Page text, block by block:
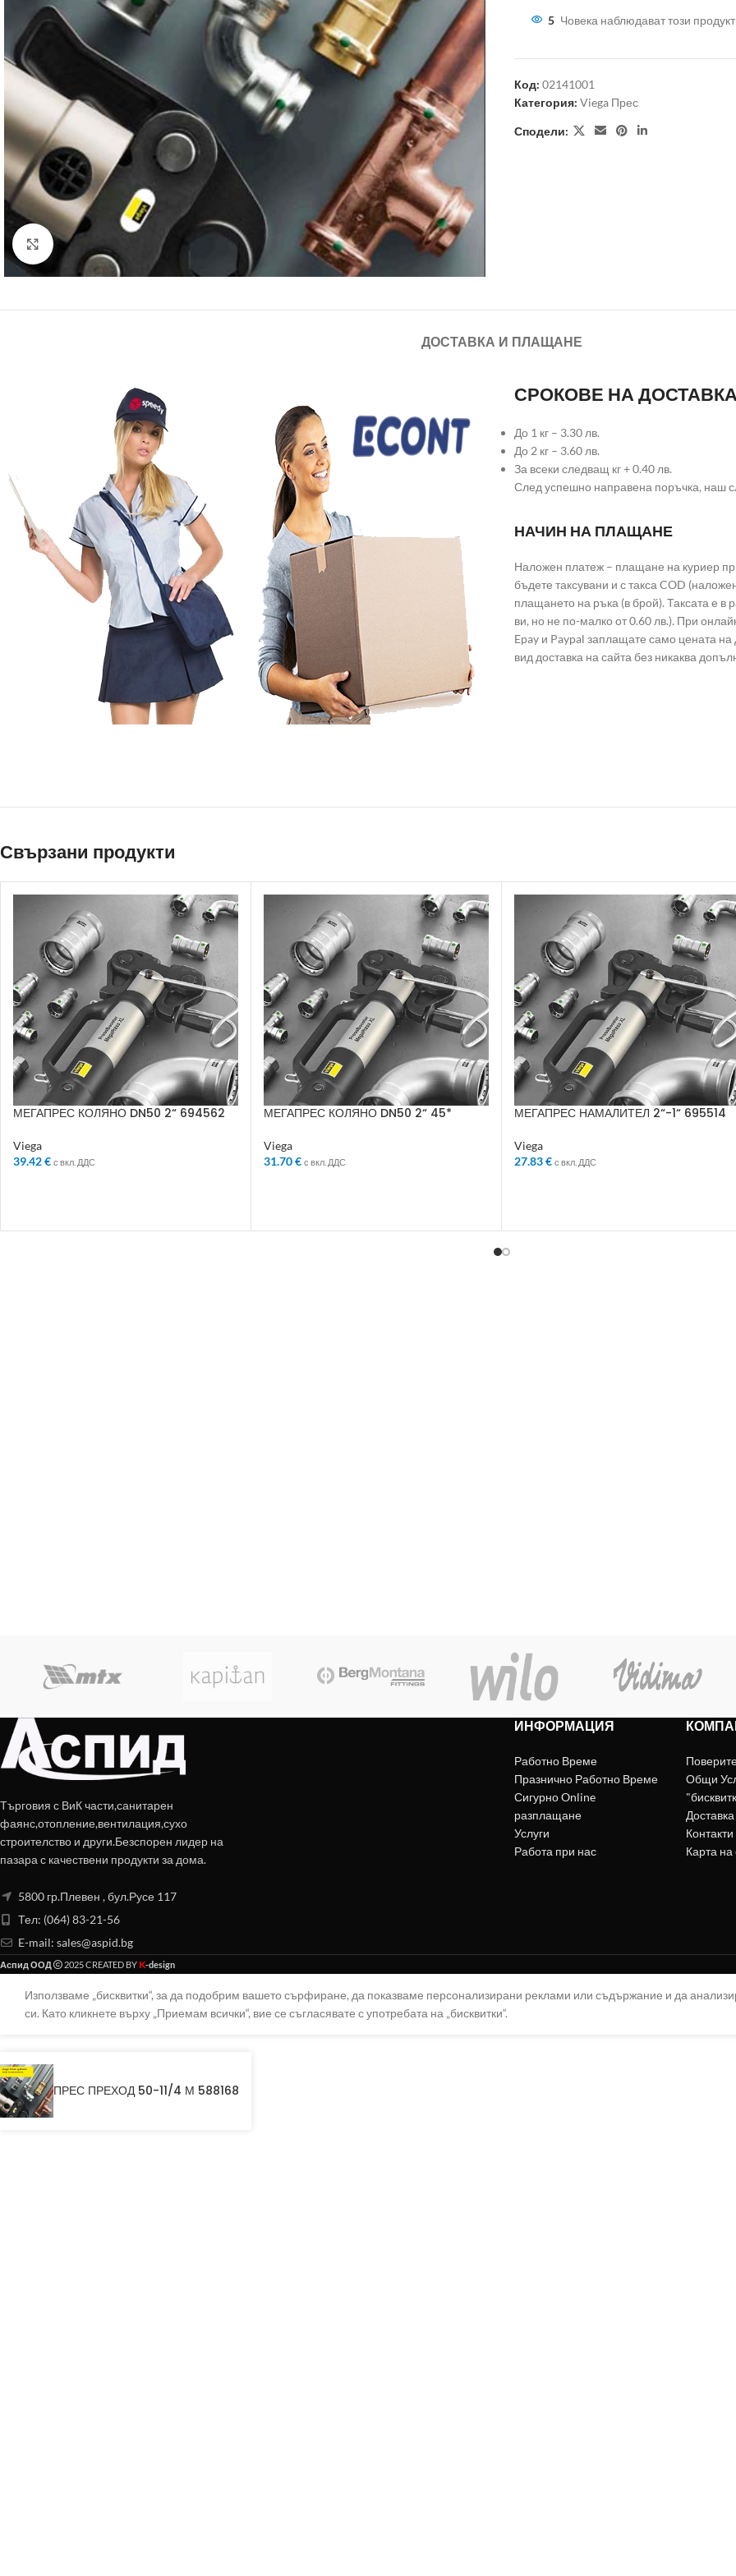
Click to enlarge
5 Човека наблюдават този продукт
Код: 02141001
Категория: Viega Прес
Сподели:
ДОСТАВКА И ПЛАЩАНЕ
СРОКОВЕ НА
До 1 кг – 3.30 лв.
До 2 кг – 3.60 лв.
За всеки следващ кг + 0.40 лв.
След успешно направена поръчка, наш
НАЧИН НА ПЛАЩАНЕ
Наложен платеж – плащане на куриер
бъдете таксувани и с такса COD
плащането на ръка (в брой). Таксата е в
ви, но не по-малко от 0.60 лв.). При
Epay и Paypal заплащате само цената на
вид доставка на сайта без никаква
Свързани продукти
МЕГАПРЕС КОЛЯНО DN50 2“ 694562
Viega
39.42€ с вкл. ДДС
МЕГАПРЕС КОЛЯНО DN50 2“ 45*
Viega
31.70€ с вкл. ДДС
МЕГАПРЕС НАМАЛИТЕЛ 2“-1“ 695514
Viega
27.83€ с вкл. ДДС
Търговия с ВиК части,санитарен
фаянс,отопление,вентилация,сухо
строителство и други.Безспорен лидер на
пазара с качествени продукти за дома.
5800 гр.Плевен , бул.Русе 117
Тел: (064) 83-21-56
E-mail: sales@aspid.bg
ИНФОРМАЦИЯ
Работно Време
Празнично Работно Време
Сигурно Online
разплащане
Услуги
Работа при нас
Общи
Доставка
Контакти
Карта на
Аспид ООД 2025 CREATED BY K-design
Използваме „бисквитки“, за да подобрим вашето сърфиране, да показваме персонализирани реклами или съдържание и да
си. Като кликнете върху „Приемам всички“, вие се съгласявате с употребата на „бисквитки“.
ПРЕС ПРЕХОД 50-11/4 М 588168